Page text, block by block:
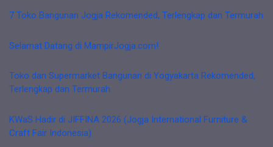
7 Toko Bangunan Jogja Rekomended, Terlengkap dan Termurah
Selamat Datang di MampirJogja.com!
Toko dan Supermarket Bangunan di Yogyakarta Rekomended,
Terlengkap dan Termurah
KWaS Hadir di JIFFINA 2026 (Jogja International Furniture &
Craft Fair Indonesia)